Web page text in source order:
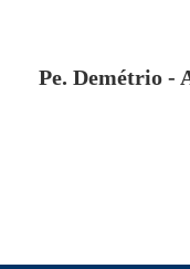
Pe. Demétrio -